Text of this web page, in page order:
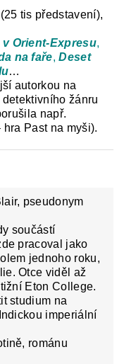
(25 tis představení),
v Orient-Expresu,
na faře,Deset
…
autorkou na
žánru
např.
Past na myši).
pseudonym
součástí
pracoval jako
jednoho roku,
Otce viděl až
Eton College.
studium na
imperiální
románu